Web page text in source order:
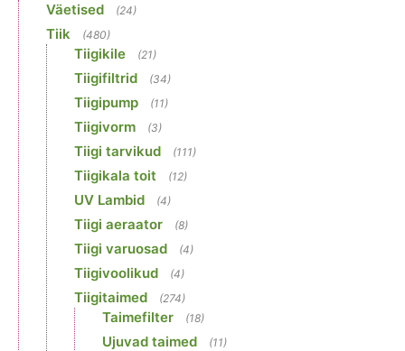
Väetised (24)
Tiik (480)
Tiigikile (21)
Tiigifiltrid (34)
Tiigipump (11)
Tiigivorm (3)
Tiigi tarvikud (111)
Tiigikala toit (12)
UV Lambid (4)
Tiigi aeraator (8)
Tiigi varuosad (4)
Tiigivoolikud (4)
Tiigitaimed (274)
Taimefilter (18)
Ujuvad taimed (11)